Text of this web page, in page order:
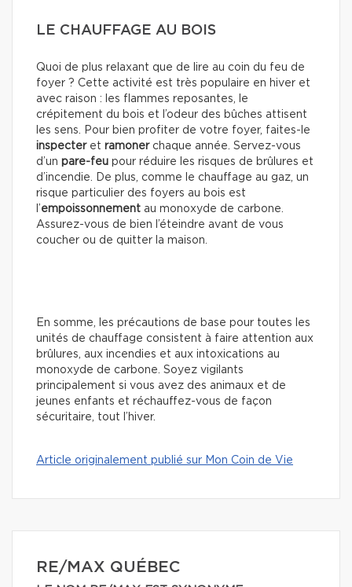
LE CHAUFFAGE AU BOIS
Quoi de plus relaxant que de lire au coin du feu de
foyer ? Cette activité est très populaire en hiver et
avec raison : les flammes reposantes, le
crépitement du bois et l’odeur des bûches attisent
les sens. Pour bien profiter de votre foyer, faites-le
inspecteret ramonerchaque année. Servez-vous
d’un pare-feu pour réduire les risques de brûlures et
d’incendie. De plus, comme le chauffage au gaz, un
risque particulier des foyers au bois est
l’empoissonnement au monoxyde de carbone.
Assurez-vous de bien l’éteindre avant de vous
coucher ou de quitter la maison.
En somme, les précautions de base pour toutes les
unités de chauffage consistent à faire attention aux
brûlures, aux incendies et aux intoxications au
monoxyde de carbone. Soyez vigilants
principalement si vous avez des animaux et de
jeunes enfants et réchauffez-vous de façon
sécuritaire, tout l’hiver.
Article originalement publié sur Mon Coin de Vie
RE/MAX QUÉBEC